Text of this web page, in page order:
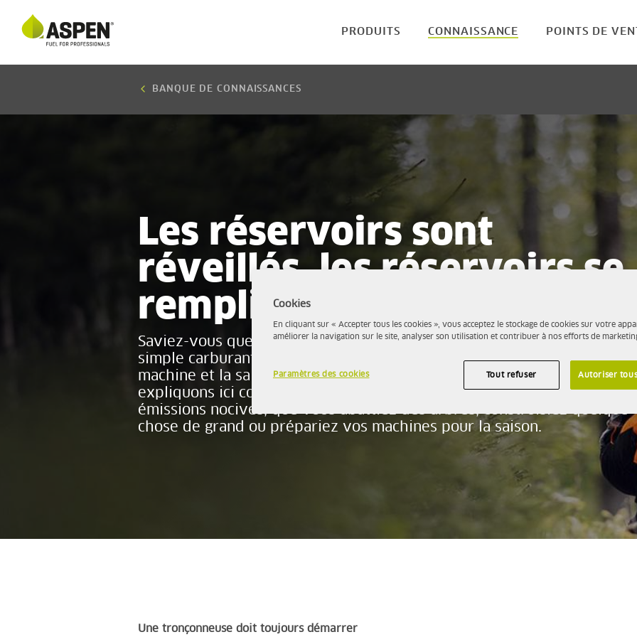
PRODUITS CONNAISSANCE POINTS DE
BANQUE DE CONNAISSANCES
Les réservoirs sont
réveillés, les réservoirs se
remplissent
Saviez-vous que l’essence contenue dans votre réservoir est plus
simple carburant ? Elle détermine en fait la durée de vie de votre
machine et la salubrité de votre environnement de travail. Nous vous
expliquons ici comment éviter les coûts de réparation élevés et les
émissions nocives, que vous abattiez des arbres, construisiez quelque
chose de grand ou prépariez vos machines pour la saison.
Une tronçonneuse doit toujours démarrer
Cookies
En cliquant sur « Accepter tous les cookies », vous acceptez le stockage de cookies sur votre
améliorer la navigation sur le site, analyser son utilisation et contribuer à nos efforts de
Paramètres des cookies Tout refuser Autoriser